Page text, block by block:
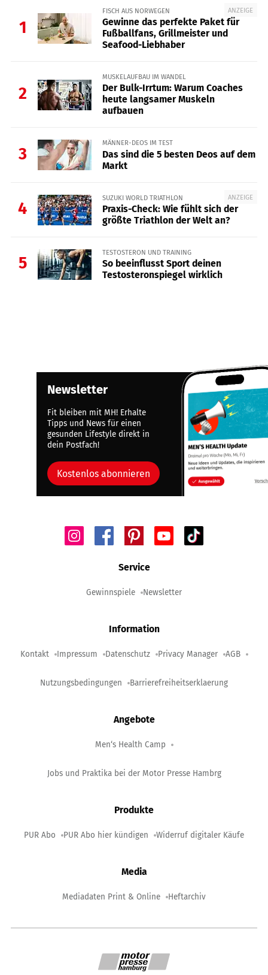
1
ANZEIGE
FISCH AUS NORWEGEN
Gewinne das perfekte Paket für
Fußballfans, Grillmeister und
Seafood-Liebhaber
2
MUSKELAUFBAU IM WANDEL
Der Bulk-Irrtum: Warum Coaches
heute langsamer Muskeln
aufbauen
3
MÄNNER-DEOS IM TEST
Das sind die 5 besten Deos auf dem
Markt
4
ANZEIGE
SUZUKI WORLD TRIATHLON
Praxis-Check: Wie fühlt sich der
größte Triathlon der Welt an?
5
TESTOSTERON UND TRAINING
So beeinflusst Sport deinen
Testosteronspiegel wirklich
Newsletter
Fit bleiben mit MH! Erhalte
Tipps und News für einen
gesunden Lifestyle direkt in
dein Postfach!
Kostenlos abonnieren
Service
Gewinnspiele Newsletter
Information
Kontakt Impressum Datenschutz Privacy Manager AGB
Nutzungsbedingungen Barrierefreiheitserklaerung
Angebote
Men‘s Health Camp
Jobs und Praktika bei der Motor Presse Hambrg
Produkte
PUR Abo PUR Abo hier kündigen Widerruf digitaler Käufe
Media
Mediadaten Print & Online Heftarchiv